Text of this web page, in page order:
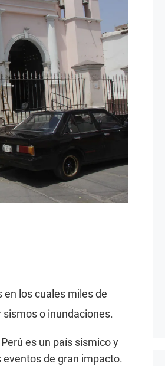
los cuales miles de
o inundaciones.
es un país sísmico y
de gran impacto.